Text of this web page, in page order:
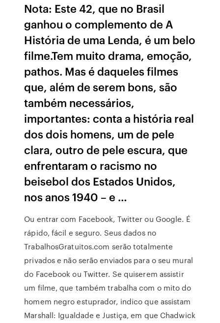
Nota: Este 42, que no Brasil
ganhou o complemento de A
História de uma Lenda, é um belo
filme.Tem muito drama, emoção,
pathos. Mas é daqueles filmes
que, além de serem bons, são
também necessários,
importantes: conta a história real
dos dois homens, um de pele
clara, outro de pele escura, que
enfrentaram o racismo no
beisebol dos Estados Unidos,
nos anos 1940 – e …
Ou entrar com Facebook, Twitter ou Google. É
rápido, fácil e seguro. Seus dados no
TrabalhosGratuitos.com serão totalmente
privados e não serão enviados para o seu mural
do Facebook ou Twitter. Se quiserem assistir
um filme, que também trabalha com o mito do
homem negro estuprador, indico que assistam
Marshall: Igualdade e Justiça, em que Chadwick